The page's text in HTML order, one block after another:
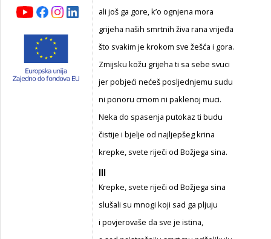
ali još ga gore, k’o ognjena mora
grijeha naših smrtnih živa rana vrijeđa
što svakim je krokom sve žešća i gora.
Zmijsku kožu grijeha ti sa sebe svuci
jer pobjeći nećeš posljednjemu sudu
ni ponoru crnom ni paklenoj muci.
Neka do spasenja putokaz ti budu
čistije i bjelje od najljepšeg krina
krepke, svete riječi od Božjega sina.
III
Krepke, svete riječi od Božjega sina
slušali su mnogi koji sad ga pljuju
i povjerovaše da sve je istina,